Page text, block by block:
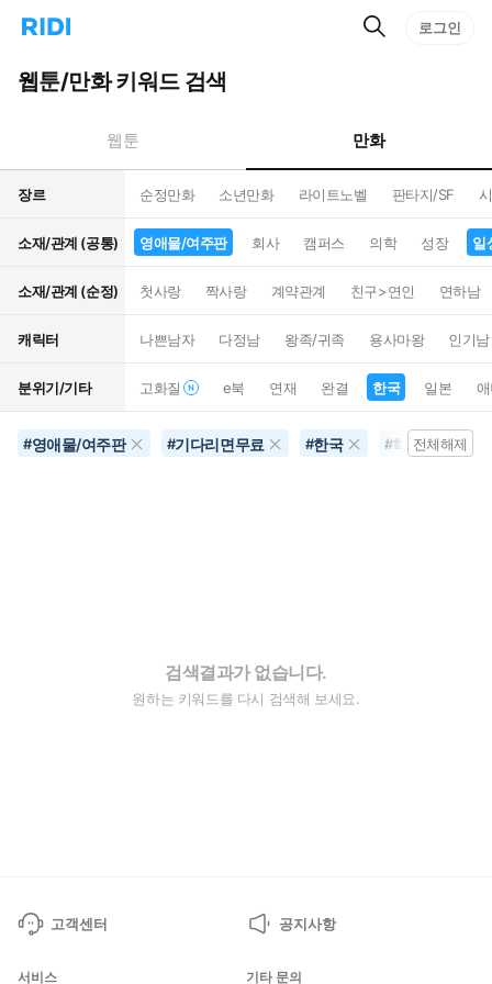
리
홈
으
턴
트
검
로그인
웹툰/만화 키워드 검색
웹툰 만화
장르 순정만화 소년만화 라이트노벨 판타지/SF
소재/관계 (공통) 영애물/여주판 회사 캠퍼스 의학 성장 일
소재/관계 (순정) 첫사랑 짝사랑 계약관계 친구>연인 연하남
캐릭터 나쁜남자 다정남 왕족/귀족 용사마왕 인기남
분위기/기타 고화질 e북 연재 완결 한국 일본
#영애물/여주판 #기다리면무료 #한국 #학원물전체해제
검색결과가 없습니다.
원하는 키워드를 다시 검색해 보세요.
고객센터 공지사항
서비스 기타 문의